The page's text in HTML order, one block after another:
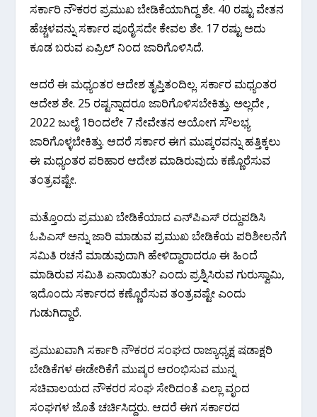
ಸರ್ಕಾರಿ‌ ನೌಕರರ ಪ್ರಮುಖ ಬೇಡಿಕೆಯಾಗಿದ್ದ ಶೇ. 40 ರಷ್ಟು ವೇತನ‌
ಹೆಚ್ಚಳವನ್ನು ಸರ್ಕಾರ ಪೂರೈಸದೇ ಕೇವಲ ಶೇ. 17 ರಷ್ಟು ಅದು
ಕೂಡ ಬರುವ ಏಪ್ರಿಲ್ ನಿಂದ ಜಾರಿಗೊಳಿಸಿದೆ.
ಆದರೆ ಈ ಮಧ್ಯಂತರ ಆದೇಶ ತೃಪ್ತಿ‌ತಂದಿಲ್ಲ. ಸರ್ಕಾರ ಮಧ್ಯಂತರ
ಆದೇಶ ಶೇ. 25 ರಷ್ಟನ್ನಾದರೂ ಜಾರಿಗೊಳಿಸಬೇಕಿತ್ತು. ಅಲ್ಲದೇ ,
2022 ಜುಲೈ‌ 1ರಿಂದಲೇ 7 ನೇ‌ವೇತನ ಆಯೋಗ ಸೌಲಭ್ಯ
ಜಾರಿಗೊಳ್ಳಬೇಕಿತ್ತು. ಆದರೆ ಸರ್ಕಾರ ಈಗ ಮುಷ್ಕರವನ್ನು ಹತ್ತಿಕ್ಕಲು
ಈ ಮಧ್ಯಂತರ ಪರಿಹಾರ ಆದೇಶ ಮಾಡಿರುವುದು ಕಣ್ಣೊರೆಸುವ
ತಂತ್ರವಷ್ಟೇ.
ಮತ್ತೊಂದು ಪ್ರಮುಖ ಬೇಡಿಕೆಯಾದ ಎನ್‌ಪಿ‌ಎಸ್ ರದ್ದುಪಡಿಸಿ
ಓಪಿಎಸ್ ಅನ್ನು ಜಾರಿ ಮಾಡುವ ಪ್ರಮುಖ ಬೇಡಿಕೆಯ ಪರಿಶೀಲನೆಗೆ
ಸಮಿತಿ ರಚನೆ ಮಾಡುವುದಾಗಿ ಹೇಳಿದ್ದಾರಾದರೂ ಈ ಹಿಂದೆ
ಮಾಡಿರುವ ಸಮಿತಿ ಏನಾಯಿತು? ಎಂದು ಪ್ರಶ್ನಿಸಿರುವ ಗುರುಸ್ವಾಮಿ,
ಇದೊಂದು ಸರ್ಕಾರದ ಕಣ್ಣೊರೆಸುವ ತಂತ್ರವಷ್ಟೇ ಎಂದು
ಗುಡುಗಿದ್ದಾರೆ.
ಪ್ರಮುಖವಾಗಿ ಸರ್ಕಾರಿ ನೌಕರರ ಸಂಘದ ರಾಜ್ಯಾಧ್ಯಕ್ಷ ಷಡಾಕ್ಷರಿ
ಬೇಡಿಕೆಗಳ ಈಡೇರಿಕೆಗೆ ಮುಷ್ಕರ ಆರಂಭಿಸುವ ಮುನ್ನ
ಸಚಿವಾಲಯದ ನೌಕರರ ಸಂಘ ಸೇರಿದಂತೆ ಎಲ್ಲಾ ವೃಂದ
ಸಂಘಗಳ ಜೊತೆ ಚರ್ಚಿಸಿದ್ದರು. ಆದರೆ ಈಗ ಸರ್ಕಾರದ